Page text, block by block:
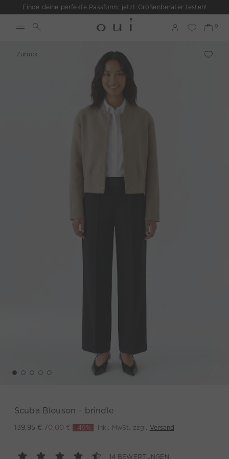
Finde deine perfekte Passform: jetzt Größenberater testen!
Zurück
Scuba Blouson - brindle
139,95 € 70,00 € -49% inkl. MwSt. zzgl. Versand
14 BEWERTUNGEN